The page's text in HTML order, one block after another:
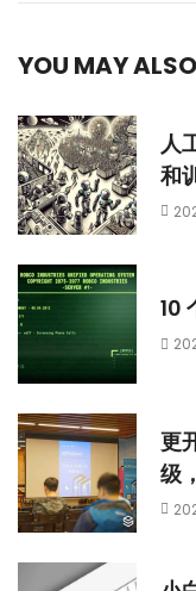
YOU MAY
人
和
10
更
级